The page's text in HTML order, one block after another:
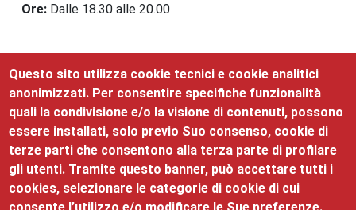
Ore Dalle 18.30 alle 20.00
EVENTI CORRELATI
Nessun evento presente nel mese.
ISCRIVITI
Questo sito utilizza cookie tecnici e cookie analitici
anonimizzati. Per consentire specifiche funzionalità
quali la condivisione e/o la visione di contenuti, possono
essere installati, solo previo Suo consenso, cookie di
terze parti che consentono alla terza parte di profilare
gli utenti. Tramite questo banner, può accettare tutti i
cookies, selezionare le categorie di cookie di cui